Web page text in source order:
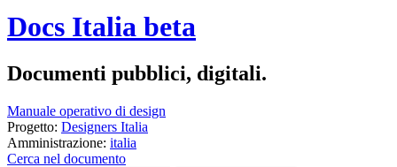
Docs Italia beta
Documenti pubblici, digitali.
Manuale operativo di design
Progetto: Designers Italia
Amministrazione: italia
Cerca nel documento